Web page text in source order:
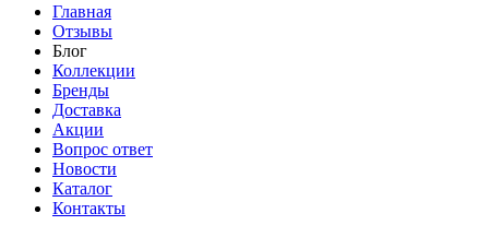
Главная
Отзывы
Блог
Коллекции
Бренды
Доставка
Акции
Вопрос ответ
Новости
Каталог
Контакты